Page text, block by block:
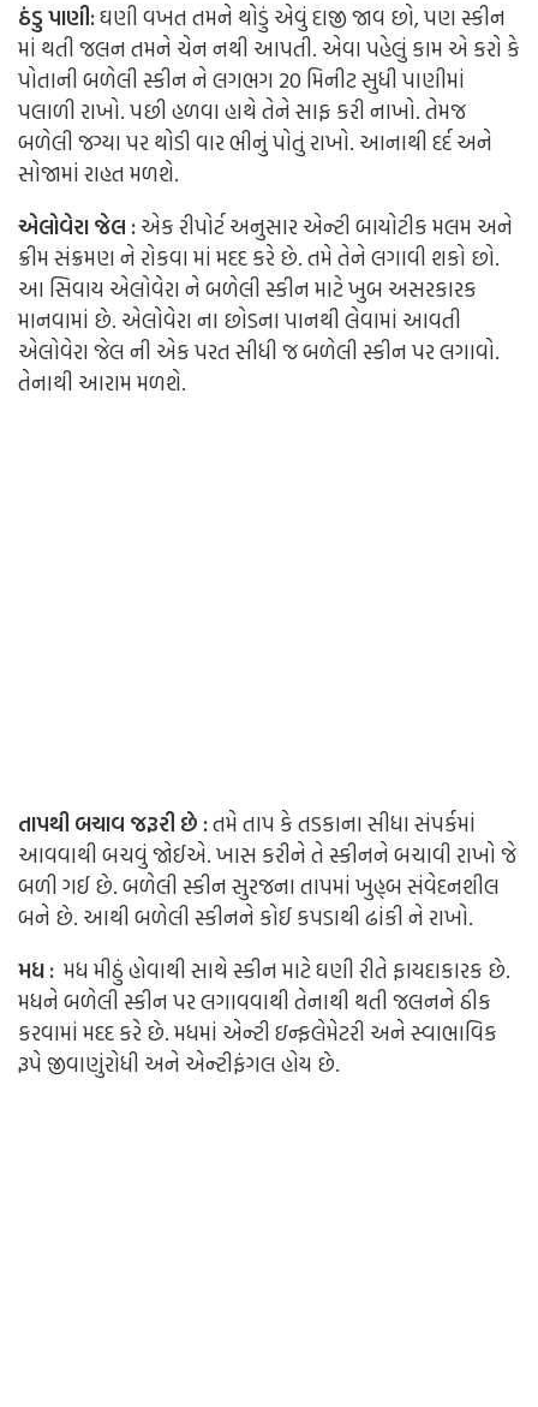
ઠંડુ પાણી:ઘણી વખત તમને થોડું એવું દાજી જાવ છો, પણ સ્કીન
માં થતી જલન તમને ચેન નથી આપતી. એવા પહેલું કામ એ કરો કે
પોતાની બળેલી સ્કીન ને લગભગ 20 મિનીટ સુધી પાણીમાં
પલાળી રાખો. પછી હળવા હાથે તેને સાફ કરી નાખો. તેમજ
બળેલી જગ્યા પર થોડી વાર ભીનું પોતું રાખો. આનાથી દર્દ અને
સોજામાં રાહત મળશે.
એલોવેરા જેલ :એક રીપોર્ટ અનુસાર એન્ટી બાયોટીક મલમ અને
ક્રીમ સંક્રમણ ને રોકવા માં મદદ કરે છે. તમે તેને લગાવી શકો છો.
આ સિવાય એલોવેરા ને બળેલી સ્કીન માટે ખુબ અસરકારક
માનવામાં છે. એલોવેરા ના છોડના પાનથી લેવામાં આવતી
એલોવેરા જેલ ની એક પરત સીધી જ બળેલી સ્કીન પર લગાવો.
તેનાથી આરામ મળશે.
તાપથી બચાવ જરૂરી છે :તમે તાપ કે તડકાના સીધા સંપર્કમાં
આવવાથી બચવું જોઈએ. ખાસ કરીને તે સ્કીનને બચાવી રાખો જે
બળી ગઈ છે. બળેલી સ્કીન સુરજના તાપમાં ખુહ્બ સંવેદનશીલ
બને છે. આથી બળેલી સ્કીનને કોઈ કપડાથી ઢાંકી ને રાખો.
મધ : મધ મીઠું હોવાથી સાથે સ્કીન માટે ઘણી રીતે ફાયદાકારક છે.
મધને બળેલી સ્કીન પર લગાવવાથી તેનાથી થતી જલનને ઠીક
કરવામાં મદદ કરે છે. મધમાં એન્ટી ઇન્ફલેમેટરી અને સ્વાભાવિક
રૂપે જીવાણુંરોધી અને એન્ટીફંગલ હોય છે.